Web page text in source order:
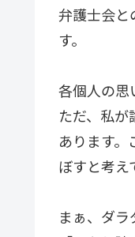
弁護士会と
す。
各個人の思
ただ、私
あります
ぼすと考え
まぁ、ダラ